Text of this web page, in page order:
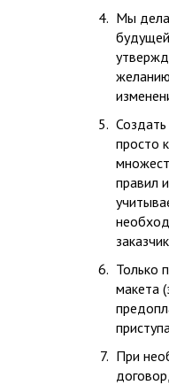
Мы
просто
правил
Только
макета
При